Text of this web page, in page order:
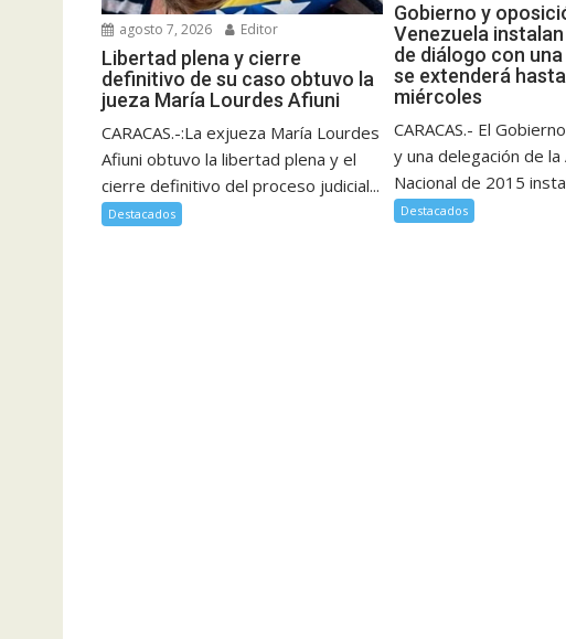
agosto 7, 2026 Editor
Libertad plena y cierre
definitivo de su caso obtuvo la
jueza María Lourdes Afiuni
CARACAS.-:La exjueza María Lourdes
Afiuni obtuvo la libertad plena y el
cierre definitivo del proceso judicial...
Destacados
Gobierno y
Venezuela
de diálogo con
se extenderá hasta
miércoles
CARACAS.- El
y una delegación de la
Nacional de 2015
Destacados